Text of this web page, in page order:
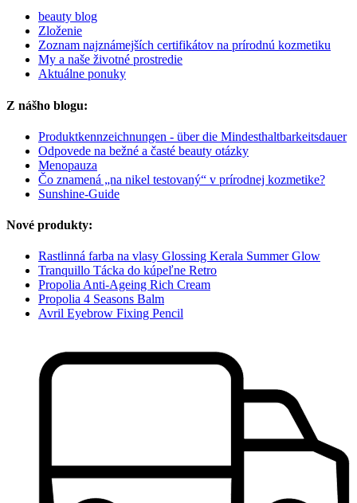
beauty blog
Zloženie
Zoznam najznámejších certifikátov na prírodnú kozmetiku
My a naše životné prostredie
Aktuálne ponuky
Z nášho blogu:
Produktkennzeichnungen - über die Mindesthaltbarkeitsdauer
Odpovede na bežné a časté beauty otázky
Menopauza
Čo znamená „na nikel testovaný“ v prírodnej kozmetike?
Sunshine-Guide
Nové produkty:
Rastlinná farba na vlasy Glossing Kerala Summer Glow
Tranquillo Tácka do kúpeľne Retro
Propolia Anti-Ageing Rich Cream
Propolia 4 Seasons Balm
Avril Eyebrow Fixing Pencil